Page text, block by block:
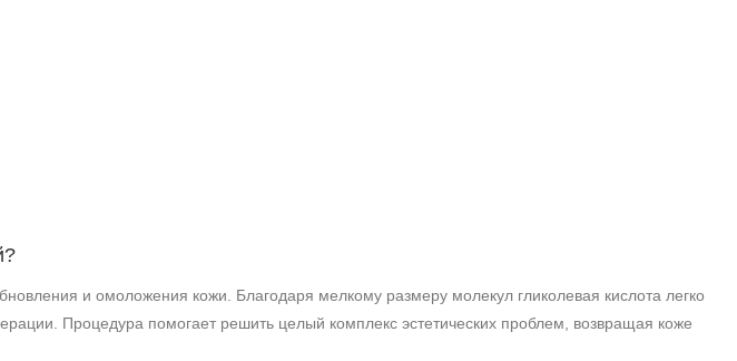
и омоложения кожи. Благодаря мелкому размеру молекул гликолевая кислота легко
Процедура помогает решить целый комплекс эстетических проблем, возвращая коже